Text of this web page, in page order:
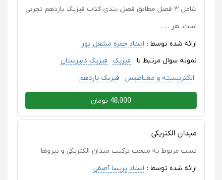
شامل ۳ فصل مطابق فصل بندی کتاب فیزیک یازدهم تجربی
است. هر . . .
ارائه شده توسط : استاد حمزه مشعل پور
نمونه سوال مرتبط با: فیزیک
فیزیک دبیرستان
الکتریسیته و مغناطیس
فیزیک یازدهم
48,000 تومان
میدان الکتریکی
تست مربوط به مبحث ترکیب میدان الکتریکی و نیروها
ارائه شده توسط : استاد پریسا آصفی